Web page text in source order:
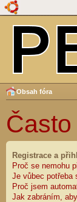
Obsah fóra
Registrace a
Proč se nemohu
Je vůbec potřeba
Proč jsem
Jak zabráním,